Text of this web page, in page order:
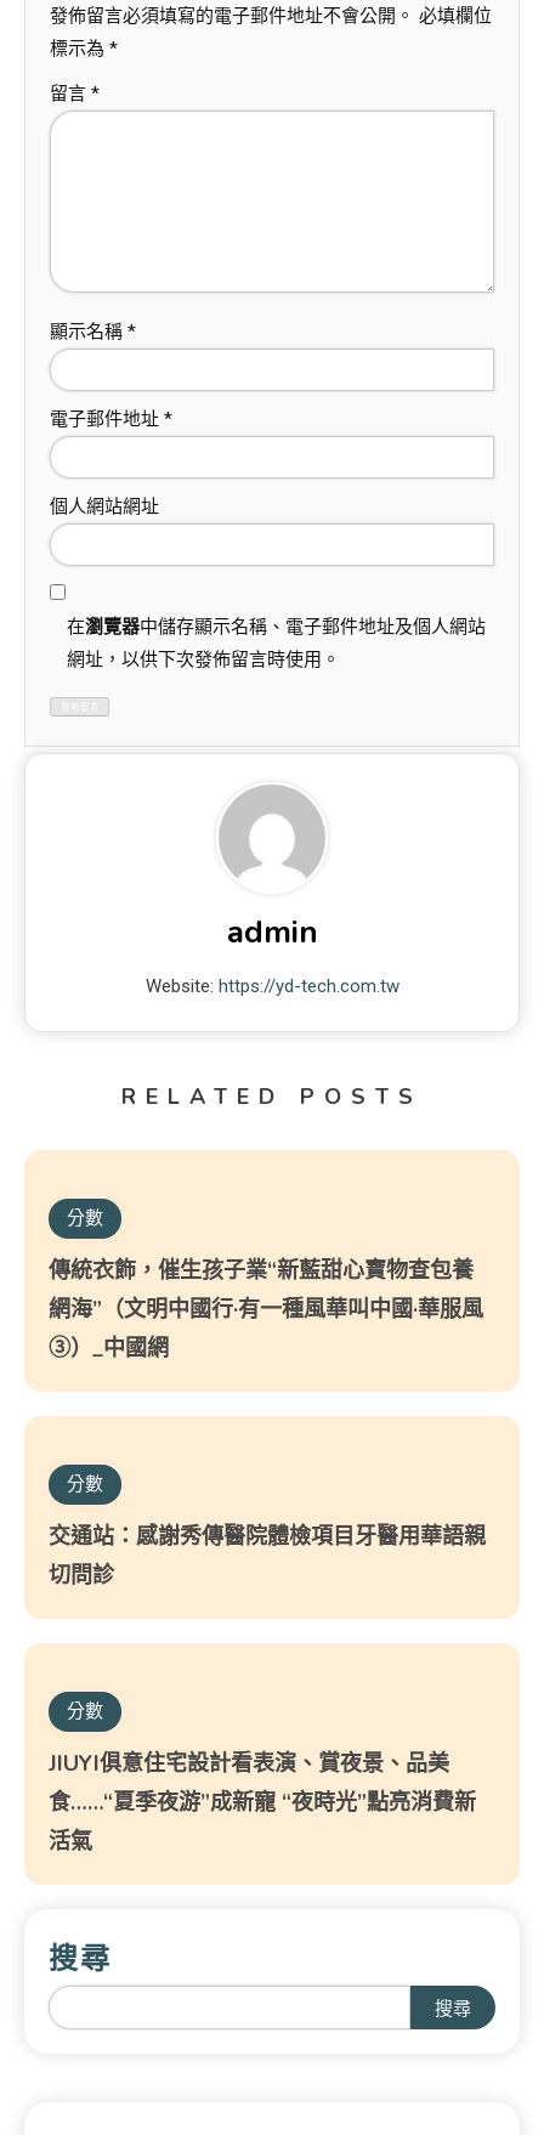
發佈留言必須填寫的電子郵件地址不會公開。 必填欄位
標示為 *
留言 *
顯示名稱 *
電子郵件地址 *
個人網站網址
在瀏覽器中儲存顯示名稱、電子郵件地址及個人網站
網址，以供下次發佈留言時使用。
admin
Website: https://yd-tech.com.tw
RELATED POSTS
分數
傳統衣飾，催生孩子業“新藍甜心寶物查包養
網海”（文明中國行·有一種風華叫中國·華服風
③）_中國網
分數
交通站：感謝秀傳醫院體檢項目牙醫用華語親
切問診
分數
JIUYI俱意住宅設計看表演、賞夜景、品美
食……“夏季夜游”成新寵 “夜時光”點亮消費新
活氣
搜尋
搜尋